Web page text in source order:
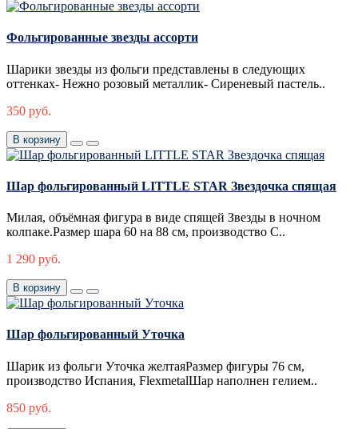
Фольгированные звезды ассорти
Шарики звезды из фольги представлены в следующих
оттенках- Нежно розовый металлик- Сиреневый пастель..
350 руб.
В корзину
Шар фольгированный LITTLE STAR Звездочка спящая
Милая, объёмная фигура в виде спящей Звезды в ночном
колпаке.Размер шара 60 на 88 см, производство С..
1 290 руб.
В корзину
Шар фольгированный Уточка
Шарик из фольги Уточка желтаяРазмер фигуры 76 см,
производство Испания, FlexmetalШар наполнен гелием..
850 руб.